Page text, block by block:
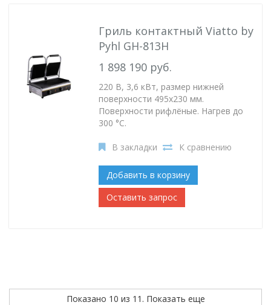
Гриль контактный Viatto by
Pyhl GH-813H
1 898 190 руб.
220 В, 3,6 кВт, размер нижней
поверхности 495х230 мм.
Поверхности рифлёные. Нагрев до
300 °С.
В закладки К сравнению
Добавить в корзину
Оставить запрос
Показано 10 из 11. Показать еще